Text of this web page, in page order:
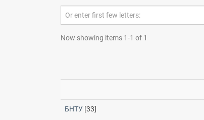
Now showing items 1-1 of 1
БНТУ[33]